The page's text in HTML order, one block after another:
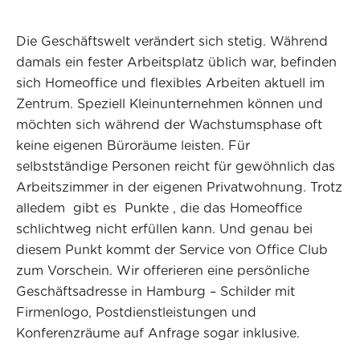
Die Geschäftswelt verändert sich stetig. Während
damals ein fester Arbeitsplatz üblich war, befinden
sich Homeoffice und flexibles Arbeiten aktuell im
Zentrum. Speziell Kleinunternehmen können und
möchten sich während der Wachstumsphase oft
keine eigenen Büroräume leisten. Für
selbstständige Personen reicht für gewöhnlich das
Arbeitszimmer in der eigenen Privatwohnung. Trotz
alledem gibt es Punkte , die das Homeoffice
schlichtweg nicht erfüllen kann. Und genau bei
diesem Punkt kommt der Service von Office Club
zum Vorschein. Wir offerieren eine persönliche
Geschäftsadresse in Hamburg – Schilder mit
Firmenlogo, Postdienstleistungen und
Konferenzräume auf Anfrage sogar inklusive.